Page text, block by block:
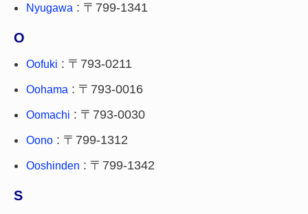
Nyugawa : 〒799-1341
O
Oofuki : 〒793-0211
Oohama : 〒793-0016
Oomachi : 〒793-0030
Oono : 〒799-1312
Ooshinden : 〒799-1342
S